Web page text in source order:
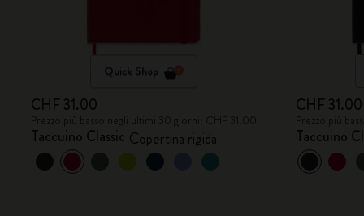
Quick Shop
CHF 31.00
Taccuino Classic Copertina rigida
CHF 31.00
Taccuino